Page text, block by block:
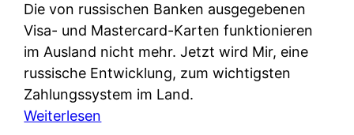
n
a
t
i
v
e
Die von russischen Banken ausgegebenen
Visa- und Mastercard-Karten funktionieren
im Ausland nicht mehr. Jetzt wird Mir, eine
russische Entwicklung, zum wichtigsten
Zahlungssystem im Land.
Weiterlesen